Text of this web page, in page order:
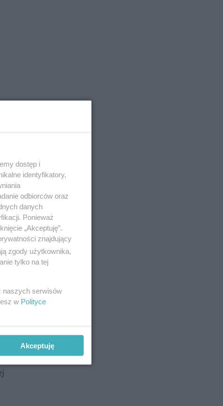
dostęp i
identyfikatory,
odbiorców oraz
danych
Ponieważ
„Akceptuję”.
znajdujący
zgody użytkownika,
tylko na tej
naszych serwisów
w Polityce
Akceptuję